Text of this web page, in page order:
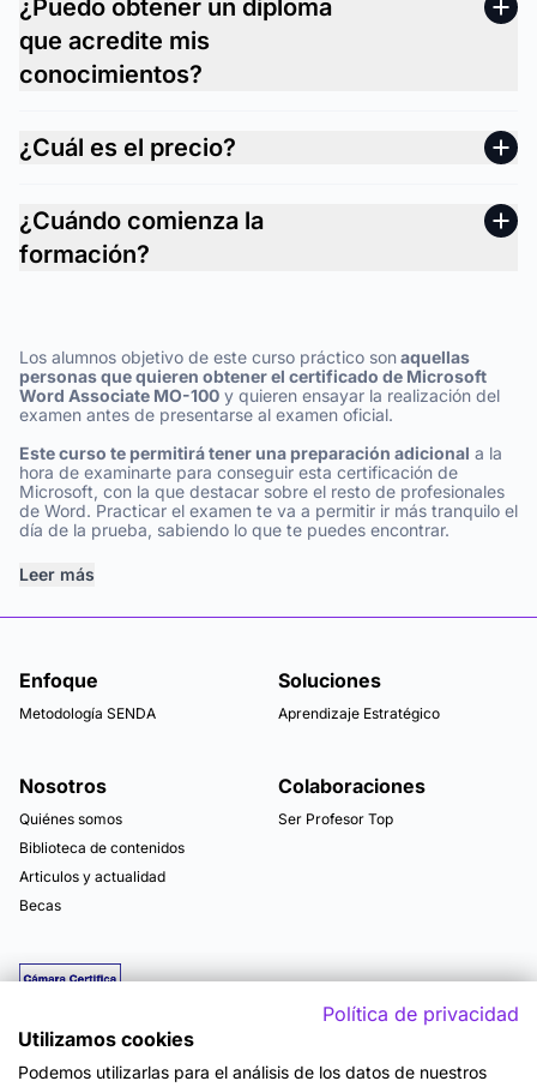
¿Puedo obtener un diploma
que acredite mis
conocimientos?
¿Cuál es el precio?
¿Cuándo comienza la
formación?
Los alumnos objetivo de este curso práctico sonaquellas
personas que quieren obtener el certificado de Microsoft
Word Associate MO-100 y quieren ensayar la realización del
examen antes de presentarse al examen oficial.
Este curso te permitirá tener una preparación adicional a la
hora de examinarte para conseguir esta certificación de
Microsoft, con la que destacar sobre el resto de profesionales
de Word. Practicar el examen te va a permitir ir más tranquilo el
día de la prueba, sabiendo lo que te puedes encontrar.
Leer más
Enfoque
Metodología SENDA
Soluciones
Aprendizaje Estratégico
Nosotros
Quiénes somos
Biblioteca de contenidos
Articulos y actualidad
Becas
Colaboraciones
Ser Profesor Top
Política de privacidad
Utilizamos cookies
Podemos utilizarlas para el análisis de los datos de nuestros